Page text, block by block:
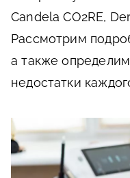
Candela CO2RE,
Рассмотрим
а также
недостатки